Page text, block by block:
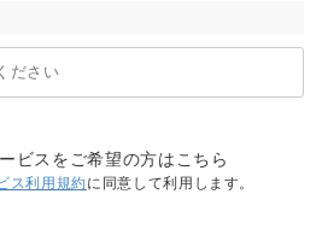
ビスをご希望の方はこちら
ス利用規約に同意して利用します。